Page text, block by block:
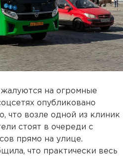
на огромные
опубликовано
что возле одной из клиник
стоят в очереди с
прямо на улице.
что практически весь